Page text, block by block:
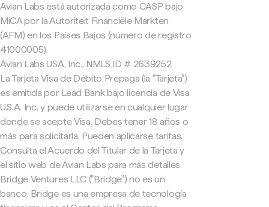
Avian Labs está autorizada como CASP bajo
MiCA por la Autoriteit Financiële Markten
(AFM) en los Países Bajos (número de registro
41000005).
Avian Labs USA, Inc., NMLS ID # 2639252
La Tarjeta Visa de Débito Prepaga (la "Tarjeta")
es emitida por Lead Bank bajo licencia de Visa
U.S.A. Inc. y puede utilizarse en cualquier lugar
donde se acepte Visa. Debes tener 18 años o
más para solicitarla. Pueden aplicarse tarifas.
Consulta el Acuerdo del Titular de la Tarjeta y
el sitio web de Avian Labs para más detalles.
Bridge Ventures LLC ("Bridge") no es un
banco. Bridge es una empresa de tecnología